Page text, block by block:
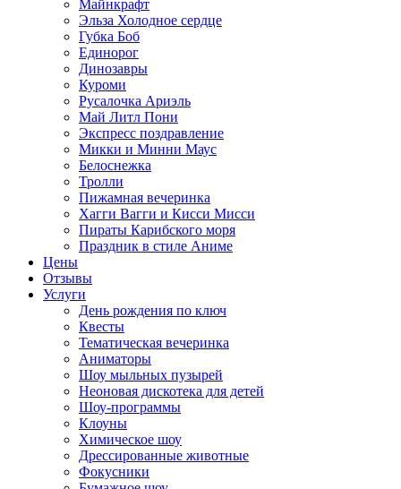
Майнкрафт
Эльза Холодное сердце
Губка Боб
Единорог
Динозавры
Куроми
Русалочка Ариэль
Май Литл Пони
Экспресс поздравление
Микки и Минни Маус
Белоснежка
Тролли
Пижамная вечеринка
Хагги Вагги и Кисси Мисси
Пираты Карибского моря
Праздник в стиле Аниме
Цены
Отзывы
Услуги
День рождения по ключ
Квесты
Тематическая вечеринка
Аниматоры
Шоу мыльных пузырей
Неоновая дискотека для детей
Шоу-программы
Клоуны
Химическое шоу
Дрессированные животные
Фокусники